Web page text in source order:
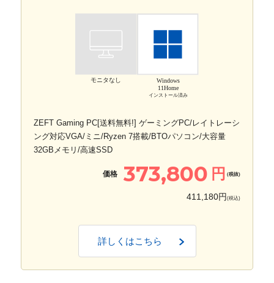
モニタなし
Windows
11Home
インストール済み
ZEFT Gaming PC[送料無料!] ゲーミングPC/レイトレーシ
ング対応VGA/ミニ/Ryzen 7搭載/BTOパソコン/大容量
32GBメモリ/高速SSD
価格 373,800 円 (税抜)
411,180円 (税込)
詳しくはこちら